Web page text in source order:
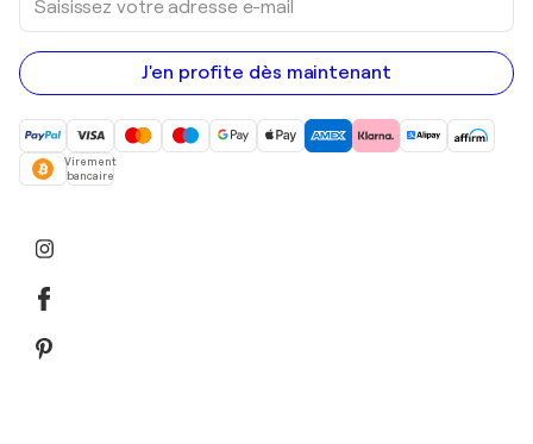
votre
adresse
e-
mail
J'en profite dès maintenant
Virement
bancaire